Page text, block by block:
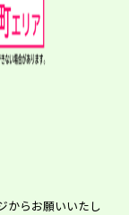
からお願いいたし